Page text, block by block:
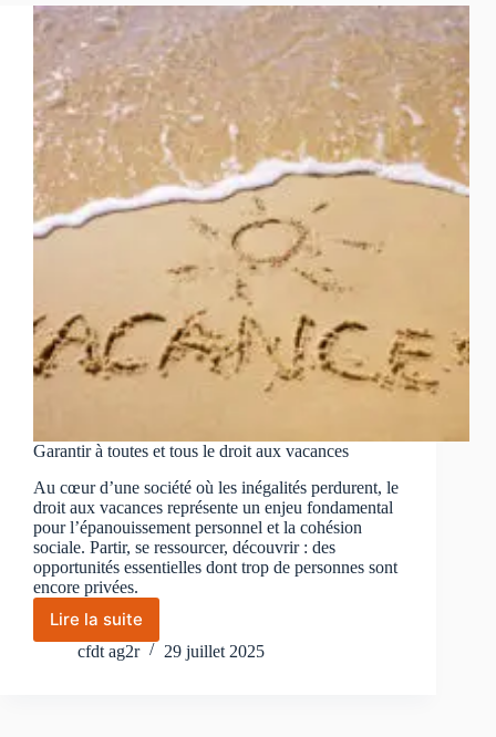
FO,
CFE-
CGC,
CFTC,
Unsa,
Solidaires,
FSU
Garantir à toutes et tous le droit aux vacances
Au cœur d’une société où les inégalités perdurent, le
droit aux vacances représente un enjeu fondamental
pour l’épanouissement personnel et la cohésion
sociale. Partir, se ressourcer, découvrir : des
opportunités essentielles dont trop de personnes sont
encore privées.
Lire la suite
Garantir
à
cfdt ag2r 29 juillet 2025